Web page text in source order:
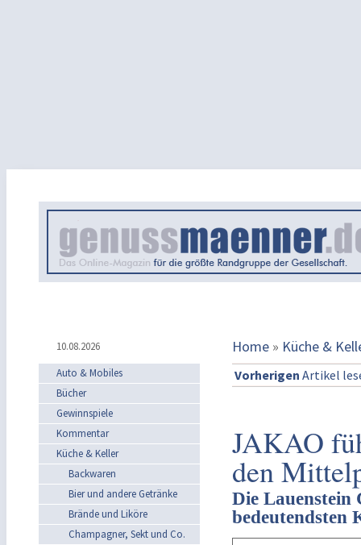
10.08.2026 Home » Küche &
Auto & Mobiles
Bücher
Gewinnspiele
Kommentar
Küche & Keller
Backwaren
Bier und andere Getränke
Brände und Liköre
Champagner, Sekt und Co.
Vorherigen Artikel
JAKAO
den
Die Lauenstein
bedeutendsten